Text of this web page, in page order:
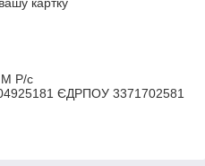
картку
М Р/c
ЄДРПОУ 3371702581